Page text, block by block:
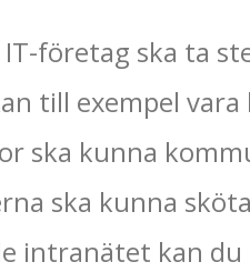
företag ska ta
till exempel
ska kunna
ska kunna
intranätet kan